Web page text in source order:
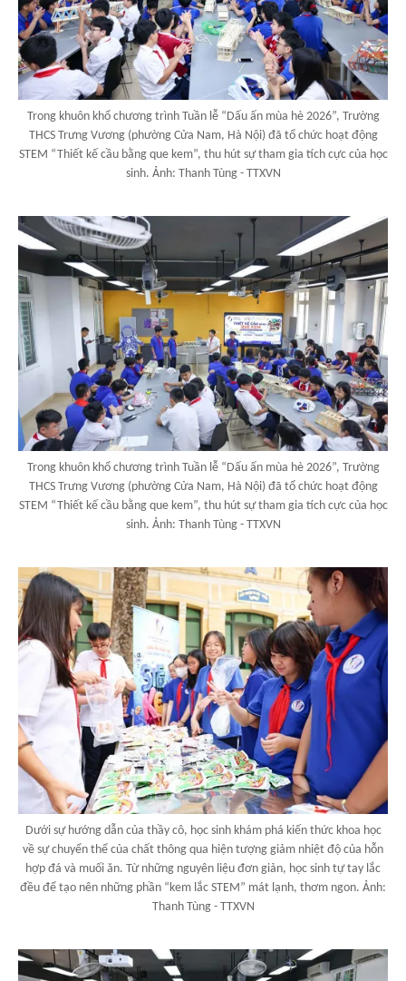
Trong khuôn khổ chương trình Tuần lễ “Dấu ấn mùa hè 2026”, Trường
THCS Trưng Vương (phường Cửa Nam, Hà Nội) đã tổ chức hoạt động
STEM “Thiết kế cầu bằng que kem”, thu hút sự tham gia tích cực của học
sinh. Ảnh: Thanh Tùng - TTXVN
Trong khuôn khổ chương trình Tuần lễ “Dấu ấn mùa hè 2026”, Trường
THCS Trưng Vương (phường Cửa Nam, Hà Nội) đã tổ chức hoạt động
STEM “Thiết kế cầu bằng que kem”, thu hút sự tham gia tích cực của học
sinh. Ảnh: Thanh Tùng - TTXVN
Dưới sự hướng dẫn của thầy cô, học sinh khám phá kiến thức khoa học
về sự chuyển thể của chất thông qua hiện tượng giảm nhiệt độ của hỗn
hợp đá và muối ăn. Từ những nguyên liệu đơn giản, học sinh tự tay lắc
đều để tạo nên những phần “kem lắc STEM” mát lạnh, thơm ngon. Ảnh:
Thanh Tùng - TTXVN